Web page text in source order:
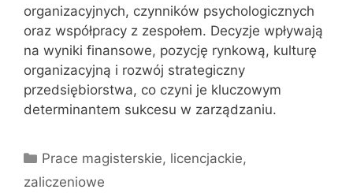
organizacyjnych, czynników psychologicznych
oraz współpracy z zespołem. Decyzje wpływają
na wyniki finansowe, pozycję rynkową, kulturę
organizacyjną i rozwój strategiczny
przedsiębiorstwa, co czyni je kluczowym
determinantem sukcesu w zarządzaniu.
Kategorie
Prace magisterskie, licencjackie,
zaliczeniowe